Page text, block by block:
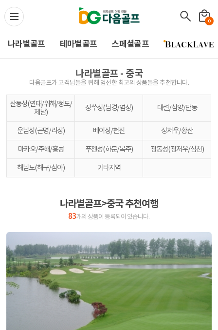
다음골프(Daum Golf) -
0
나라별골프 테마별골프 스페셜골프
나라별골프 - 중국
다음골프가 고객님들을 위해 엄선한 최고의 상품들을 추천합니다.
산동성(연태/위해/청도/
제남)
장쑤성(남경/염성) 대련/심양/단동
운남성(곤명/리장) 베이징/천진 정저우/황산
마카오/주해/홍콩 푸젠성(하문/복주) 광동성(광저우/심천)
해남도(해구/삼아) 기타지역
나라별골프>중국 추천여행
83개의 상품이 등록되어 있습니다.